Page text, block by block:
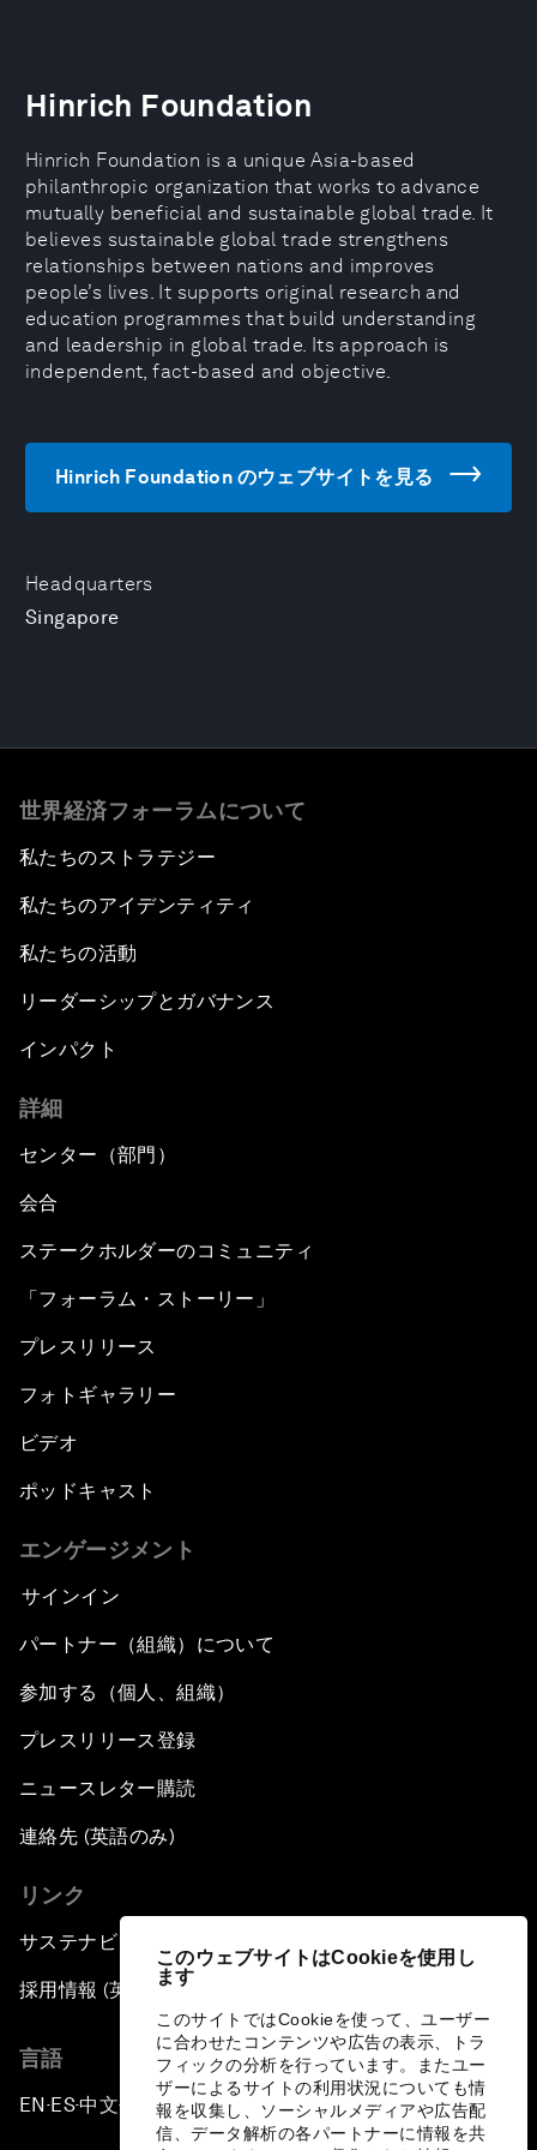
このウェブサイトはCookieを使用し
ます
このサイトではCookieを使って、ユーザー
に合わせたコンテンツや広告の表示、トラ
フィックの分析を行っています。またユー
ザーによるサイトの利用状況についても情
報を収集し、ソーシャルメディアや広告配
信、データ解析の各パートナーに情報を共
Headquarters
Singapore
Hinrich Foundation
Hinrich Foundation is a unique Asia-based
philanthropic organization that works to advance
mutually beneficial and sustainable global trade. It
believes sustainable global trade strengthens
relationships between nations and improves
people’s lives. It supports original research and
education programmes that build understanding
and leadership in global trade. Its approach is
independent, fact-based and objective.
Hinrich Foundation のウェブサイトを見る
世界経済フォーラムについて
私たちのストラテジー
私たちのアイデンティティ
私たちの活動
リーダーシップとガバナンス
インパクト
詳細
センター（部門）
会合
ステークホルダーのコミュニティ
「フォーラム・ストーリー」
プレスリリース
フォトギャラリー
ビデオ
ポッドキャスト
エンゲージメント
サインイン
パートナー（組織）について
参加する（個人、組織）
プレスリリース登録
ニュースレター購読
連絡先 (英語のみ)
リンク
サステナビリティへの取り組み
採用情報 (英語のみ)
言語
EN ▪ES▪中文▪ 日本語